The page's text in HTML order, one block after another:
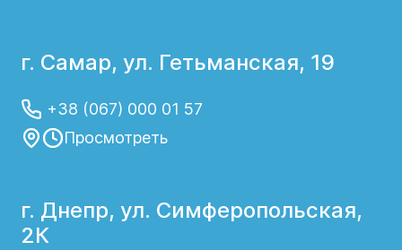
г. Самар, ул. Гетьманская, 19
+38 (067) 000 01 57
Просмотреть
г. Днепр, ул. Симферопольская,
2К